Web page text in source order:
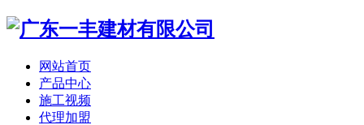
网站首页
产品中心
施工视频
代理加盟